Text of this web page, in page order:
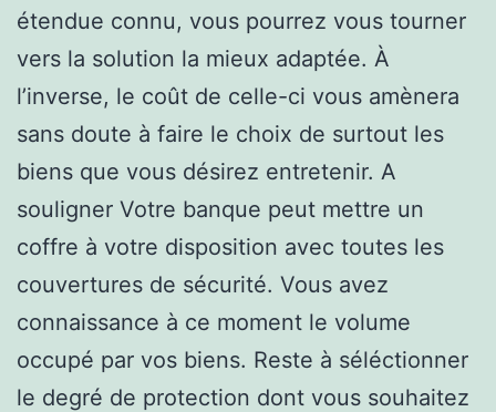
étendue connu, vous pourrez vous tourner
vers la solution la mieux adaptée. À
l’inverse, le coût de celle-ci vous amènera
sans doute à faire le choix de surtout les
biens que vous désirez entretenir. A
souligner Votre banque peut mettre un
coffre à votre disposition avec toutes les
couvertures de sécurité. Vous avez
connaissance à ce moment le volume
occupé par vos biens. Reste à séléctionner
le degré de protection dont vous souhaitez